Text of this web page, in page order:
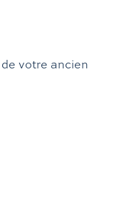
votre ancien